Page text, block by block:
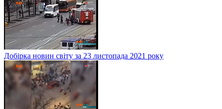
Добірка новин світу за 23 листопада 2021 року